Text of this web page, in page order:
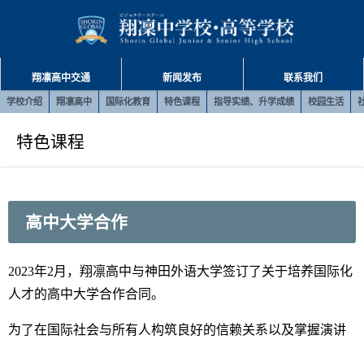
翔凛高中交通 新闻发布 联系我们
学校介绍 翔凛高中 国际化教育 特色课程 指导实绩、升学成绩 校园生活
特色课程
高中大学合作
2023年2月，翔凛高中与神田外语大学签订了关于培养国际化
人才的高中大学合作合同。
为了在国际社会与所有人构筑良好的信赖关系以及掌握演讲